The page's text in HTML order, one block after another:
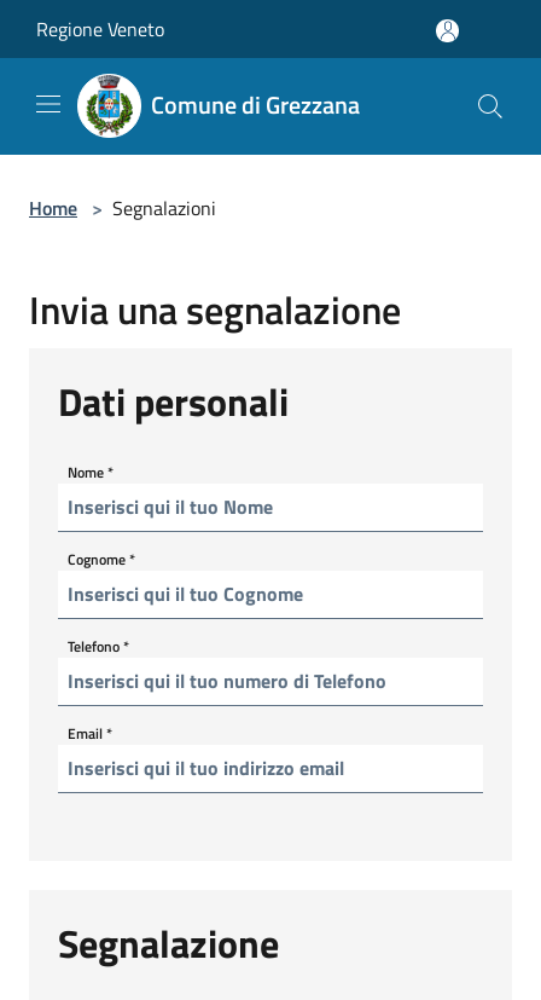
Regione Veneto
Comune di Grezzana
Home > Segnalazioni
Invia una segnalazione
Dati personali
Nome*
Cognome*
Telefono*
Email*
Segnalazione